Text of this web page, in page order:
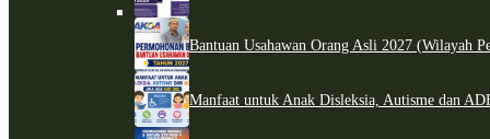
Bantuan Usahawan Orang Asli 2027 (Wilayah
Manfaat untuk Anak Disleksia, Autisme dan